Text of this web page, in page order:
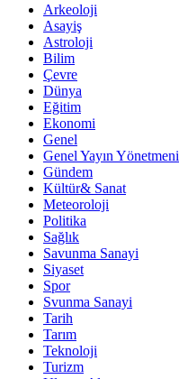
Arkeoloji
Asayiş
Astroloji
Bilim
Çevre
Dünya
Eğitim
Ekonomi
Genel
Genel Yayın Yönetmeni
Gündem
Kültür& Sanat
Meteoroloji
Politika
Sağlık
Savunma Sanayi
Siyaset
Spor
Svunma Sanayi
Tarih
Tarım
Teknoloji
Turizm